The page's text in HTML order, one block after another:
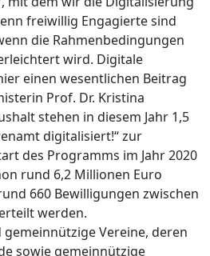
freiwillig Engagierte sind
die Rahmenbedingungen
wird. Digitale
einen wesentlichen Beitrag
Prof. Dr. Kristina
stehen in diesem Jahr 1,5
digitalisiert!“ zur
des Programms im Jahr 2020
rund 6,2 Millionen Euro
660 Bewilligungen zwischen
werden.
Vereine, deren
sowie gemeinnützige